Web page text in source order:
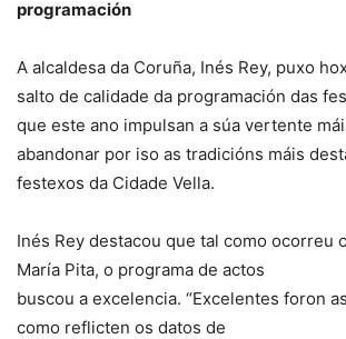
programación
A alcaldesa da Coruña, Inés Rey, puxo
salto de calidade da programación das
que este ano impulsan a súa vertente
abandonar por iso as tradicións máis
festexos da Cidade Vella.
Inés Rey destacou que tal como ocorreu
María Pita, o programa de actos
buscou a excelencia. “Excelentes foron
como reflicten os datos de